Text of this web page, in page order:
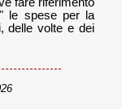
fare riferimento
le spese per la
delle volte e dei